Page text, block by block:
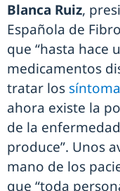
Blanca Ruiz,
Española de
que “hasta hace
medicamentos
tratar los
ahora existe la
de la
produce”. Unos
mano de los
que “toda